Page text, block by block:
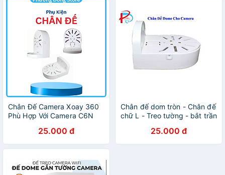
Chân Đế Camera Xoay 360
Phù Hợp Với Camera C6N
Chân Đế Dome Camera Imou
Vitacam, - Hàng nhập khẩu
25.000 đ
Chân đế dom tròn - Chân đế
chữ L - Treo tường - bắt trần
25.000 đ